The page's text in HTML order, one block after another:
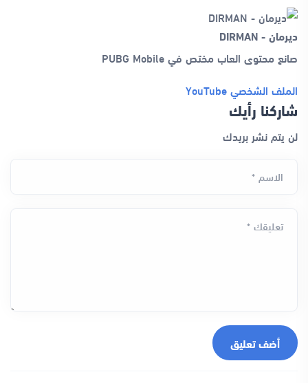
ديرمان - DIRMAN
صانع محتوى العاب مختص في PUBG Mobile
الملف الشخصي YouTube
شاركنا رأيك
لن يتم نشر بريدك
الاسم *
تعليقك *
أضف تعليق